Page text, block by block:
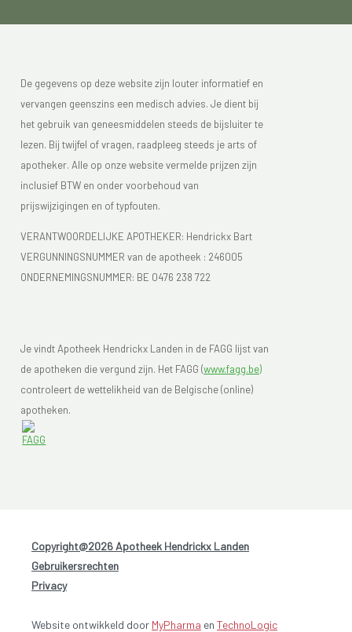
De gegevens op deze website zijn louter informatief en
vervangen geenszins een medisch advies. Je dient bij
het gebruik van geneesmiddelen steeds de bijsluiter te
lezen. Bij twijfel of vragen, raadpleeg steeds je arts of
apotheker. Alle op onze website vermelde prijzen zijn
inclusief BTW en onder voorbehoud van
prijswijzigingen en of typfouten.
VERANTWOORDELIJKE APOTHEKER: Hendrickx Bart
VERGUNNINGSNUMMER van de apotheek : 246005
ONDERNEMINGSNUMMER: BE 0476 238 722
Je vindt Apotheek Hendrickx Landen in de FAGG lijst van
de apotheken die vergund zijn. Het FAGG (www.fagg.be)
controleert de wettelikheid van de Belgische (online)
apotheken.
Copyright@2026 Apotheek Hendrickx Landen
Gebruikersrechten
Privacy
Website ontwikkeld door MyPharma en TechnoLogic